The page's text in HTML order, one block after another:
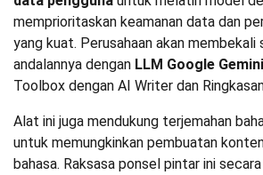
memprioritaskan keamanan data dan
yang kuat. Perusahaan akan membekali
andalannya dengan LLM Google Gemini
Toolbox dengan AI Writer dan
Alat ini juga mendukung terjemahan
untuk memungkinkan pembuatan
bahasa. Raksasa ponsel pintar ini